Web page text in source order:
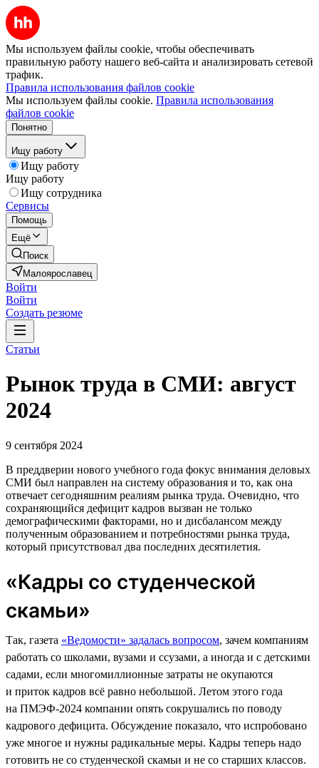
Мы используем файлы cookie, чтобы обеспечивать
правильную работу нашего веб-сайта и анализировать сетевой
трафик.
Правила использования файлов cookie
Мы используем файлы cookie. Правила использования
файлов cookie
Понятно
Ищу работу
Ищу работу
Ищу работу
Ищу сотрудника
Сервисы
Помощь
Ещё
Поиск
Малоярославец
Войти
Войти
Создать резюме
Статьи
Рынок труда в СМИ: август
2024
9 сентября 2024
В преддверии нового учебного года фокус внимания деловых
СМИ был направлен на систему образования и то, как она
отвечает сегодняшним реалиям рынка труда. Очевидно, что
сохраняющийся дефицит кадров вызван не только
демографическими факторами, но и дисбалансом между
полученным образованием и потребностями рынка труда,
который присутствовал два последних десятилетия.
«Кадры со студенческой
скамьи»
Так, газета «Ведомости» задалась вопросом, зачем компаниям
работать со школами, вузами и ссузами, а иногда и с детскими
садами, если многомиллионные затраты не окупаются
и приток кадров всё равно небольшой. Летом этого года
на ПМЭФ-2024 компании опять сокрушались по поводу
кадрового дефицита. Обсуждение показало, что испробовано
уже многое и нужны радикальные меры. Кадры теперь надо
готовить не со студенческой скамьи и не со старших классов.